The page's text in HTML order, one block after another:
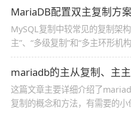
MariaDB配置双主复制方案
MySQL复制中较常见的复制架
主”、“多级复制”和“多主环形机
MariaDB配置双主复制的方案
mariadb的主从复制、主
这篇文章主要详细介绍了
复制的概念和方法，有需要的